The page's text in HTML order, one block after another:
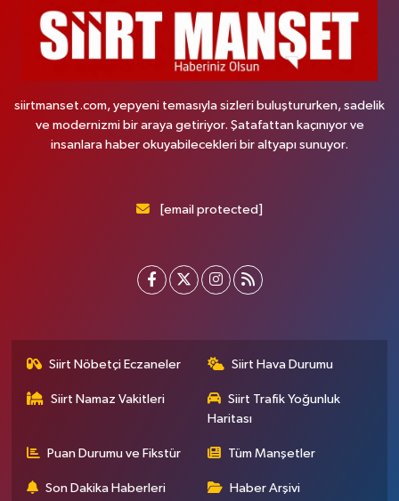
siirtmanset.com, yepyeni temasıyla sizleri buluştururken, sadelik
ve modernizmi bir araya getiriyor. Şatafattan kaçınıyor ve
insanlara haber okuyabilecekleri bir altyapı sunuyor.
[email protected]
Siirt Nöbetçi Eczaneler Siirt Hava Durumu
Siirt Namaz Vakitleri
Siirt Trafik Yoğunluk
Haritası
Puan Durumu ve Fikstür Tüm Manşetler
Son Dakika Haberleri Haber Arşivi